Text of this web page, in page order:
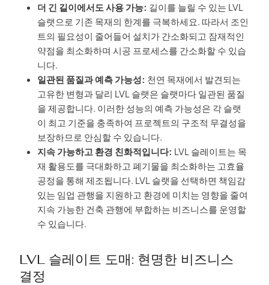
더 긴 길이에서도 사용 가능: 길이를 늘릴 수 있는 LVL
슬랫으로 기존 목재의 한계를 극복하세요. 따라서 조인
트의 필요성이 줄어들어 설치가 간소화되고 잠재적인
약점을 최소화하며 시공 프로세스를 간소화할 수 있습
니다.
일관된 품질과 예측 가능성: 천연 목재에서 발견되는
고유한 변형과 달리 LVL 슬랫은 슬랫마다 일관된 품질
을 제공합니다. 이러한 성능의 예측 가능성은 각 슬랫
이 최고 기준을 충족하여 프로젝트의 구조적 무결성을
보장하므로 안심할 수 있습니다.
지속 가능하고 환경 친화적입니다: LVL 슬레이트는 목
재 활용도를 극대화하고 폐기물을 최소화하는 고효율
공정을 통해 제조됩니다. LVL 슬랫을 선택하면 책임감
있는 임업 관행을 지원하고 환경에 미치는 영향을 줄여
지속 가능한 건축 관행에 부합하는 비즈니스를 운영할
수 있습니다.
LVL 슬레이트 도매: 현명한 비즈니스
결정